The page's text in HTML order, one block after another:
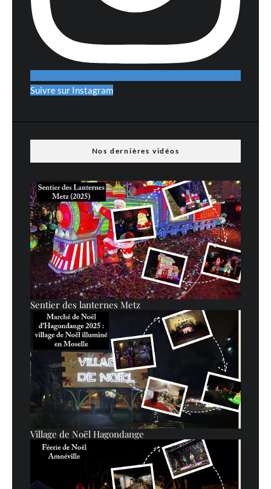
Suivre sur Instagram
Nos dernières vidéos
Sentier des lanternes Metz
Village de Noël Hagondange